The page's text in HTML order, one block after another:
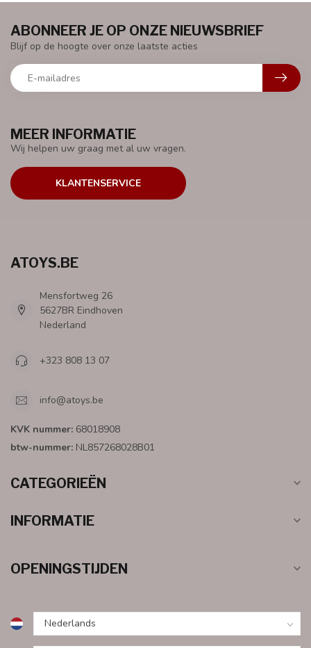
MEER INFORMATIE
Wij helpen uw graag met al uw vragen.
KLANTENSERVICE
ABONNEER JE OP ONZE NIEUWSBRIEF
Blijf op de hoogte over onze laatste acties
ATOYS.BE
Mensfortweg 26
5627BR Eindhoven
Nederland
+323 808 13 07
info@atoys.be
KVK nummer: 68018908
btw-nummer: NL857268028B01
CATEGORIEËN
INFORMATIE
OPENINGSTIJDEN